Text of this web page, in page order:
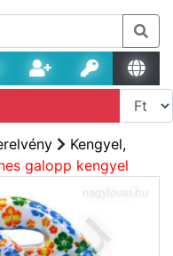
Kengyel,
galopp kengyel